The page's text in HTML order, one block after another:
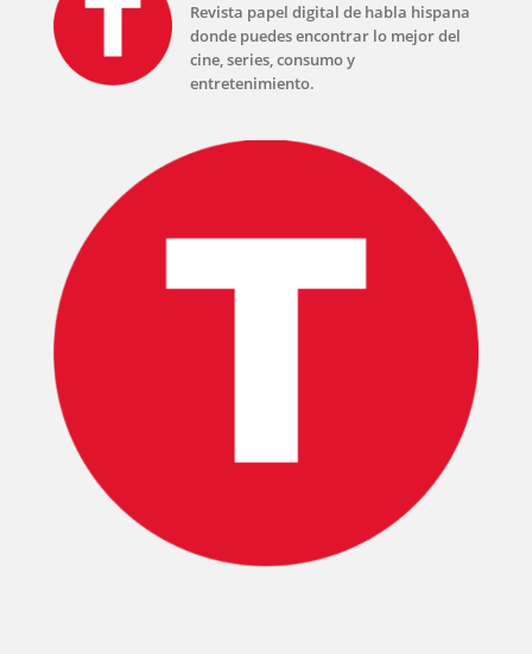
INICIO
Revista papel digital de habla hispana
donde puedes encontrar lo mejor del
cine, series, consumo y
entretenimiento.